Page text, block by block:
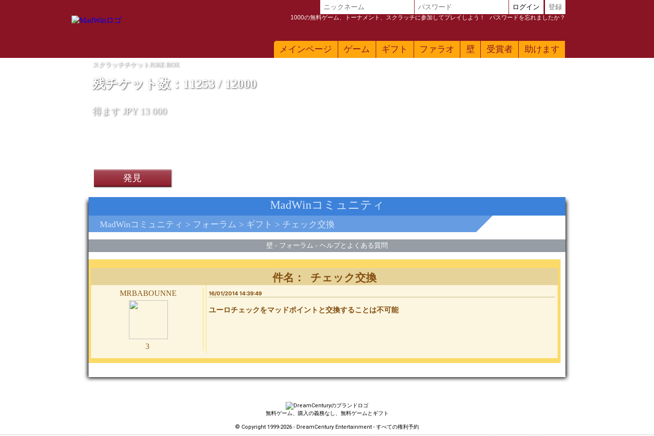
メインページ ゲーム ギフト ファラオ 壁 受賞者 助けます
ログイン 登録
1000の無料ゲーム、トーナメント、スクラッチに参加してプレイしよう！ パスワードを忘れましたか？
スクラッチチケットJUKE BOX
残チケット数：11253 / 12000
得ます JPY 13 000
発見
スマートフォン Oneplus 11 5G
Aoyodkg 10インチタブレット
MadWinコミュニティ
MadWinコミュニティ > フォーラム > ギフト > チェック交換
壁 - フォーラム - ヘルプとよくある質問
件名： チェック交換
mrbabounne
3
16/01/2014 14:39:49
ユーロチェックをマッドポイントと交換することは不可能
無料ゲーム、購入の義務なし、無料ゲームとギフト
© Copyright 1999-2026 - DreamCentury Entertainment - すべての権利予約